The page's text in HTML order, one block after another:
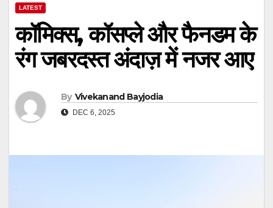
LATEST
कॉमिक्स, कॉसप्ले और फैनडम के
रंग जबरदस्त अंदाज़ में नजर आए
By Vivekanand Bayjodia
DEC 6, 2025